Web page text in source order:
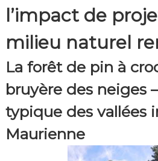
l’impact de
milieu naturel
La forêt de pin à
bruyère des neiges
typique des vallées
Maurienne